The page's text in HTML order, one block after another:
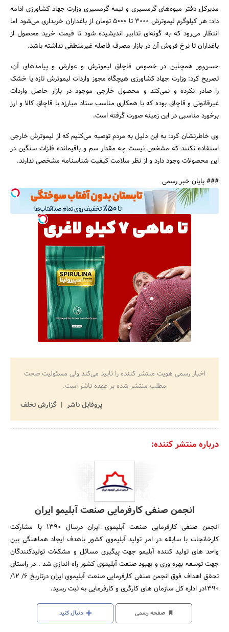
جستجو
مدیرکل دفتر میوه‌های گرمسیری و نیمه گرمسیری وزارت جهاد کشاورزی ادامه
داد: هر کیلوگرم لیموترش 3000 تا 5000 تومان از باغداران خریداری می‌شود اما
انتظار می‌رود که به گونه‌ای تدابیر اندیشیده شود تا قیمت خرید محصول از
باغداران تا نرخ فروش آن در بازار مصرف فاصله غیرمنطقی نداشته باشد.
حسن‌پور همچنین در خصوص قاچاق لیموترش و عوارض و پیامدهای آن،
تصریح کرد: وزارت جهاد کشاورزی هیچگاه مجوز واردات لیموترش تازه یا خشک
را صادر نکرده و نمی‌کند و محصول خارجی موجود در بازار حاصل واردات
غیرقانونی و قاچاق بوده که با همکاری مناسب ستاد مبارزه با قاچاق کالا و ارز
برخورد مناسبی در این زمینه صورت گرفته است.
وی خاطرنشان کرد: به این دلیل به مردم توصیه می‌کنیم که از لیموترش خارجی
استفاده نکنند که مشخص نیست چه مقدار سم و باقیمانده فلزات سنگین در
این محصولات وجود دارد و از نظر سلامت کیفیت شناسنامه مشخصی ندارند.
### پایان خبر رسمی
اخبار رسمی هویت منتشر کننده را تایید می‌کند ولی مسئولیت صحت
مطلب منتشر شده بر عهده ناشر است.
پروفایل ناشر
گزارش تخلف
درباره منتشر کننده:
انجمن صنفی کارفرمایی صنعت آبلیمو ایران
انجمن‌ صنفی کارفرمایی صنعت آبلیموی ایران درسال 1390 با مشارکت
کارخانجات با سابقه در امر تولید آبلیموی کشور باهدف ایجاد هماهنگی بین
واحد های تولید کننده آبلیمو جهت پیگیری مسائل و مشکلات تولیدکنندگان
جهت توسعه بهره‌ وری و بهبود صنعت آبلیموی کشور راه اندازی شد . در راستای
تحقق اهداف فوق انجمن صنفی کارفرمایی صنعت آبلیموی ایران درتاریخ 6/ 12/
1390در اداره کل سازمان های کارگری و کارفرمایی به ثبت رسید.
صفحه رسمی دنبال کنید